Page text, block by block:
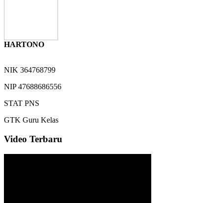
HARTONO
NIK 364768799
NIP47688686556
STAT PNS
GTK Guru Kelas
Video Terbaru